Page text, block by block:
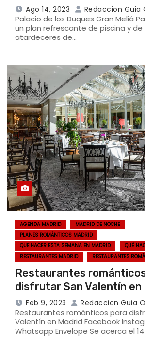
Ago 14, 2023 Redaccion Guia
Palacio de los Duques Gran Meliá
un plan refrescante de piscina y de
atardeceres de…
AGENDA MADRID
MADRID DE NOCHE
PLANES ROMÁNTICOS MADRID
QUE HACER ESTA SEMANA EN MADRID
QUÉ
RESTAURANTES MADRID
RESTAURANTES
Restaurantes
disfrutar San Valentín en
Feb 9, 2023 Redaccion Guia
Restaurantes románticos para
Valentín en Madrid Facebook
Whatsapp Envelope Se acerca el